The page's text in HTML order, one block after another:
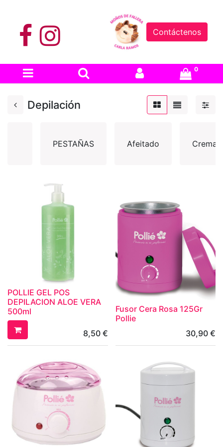
Contáctenos
0
Depilación
PESTAÑAS Afeitado Cremas
POLLIE GEL POS
DEPILACION ALOE VERA
500ml
8,50€
Fusor Cera Rosa 125Gr
Pollie
30,90 €